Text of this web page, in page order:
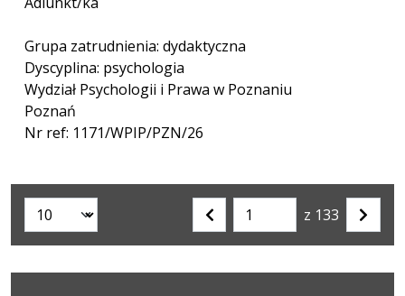
Grupa zatrudnienia: dydaktyczna
Dyscyplina: psychologia
Wydział Psychologii i Prawa w Poznaniu
Poznań
Nr ref: 1171/WPIP/PZN/26
Liczba artykułów na stronie:
Poprzednia
Przejdź
do
strony
z 133